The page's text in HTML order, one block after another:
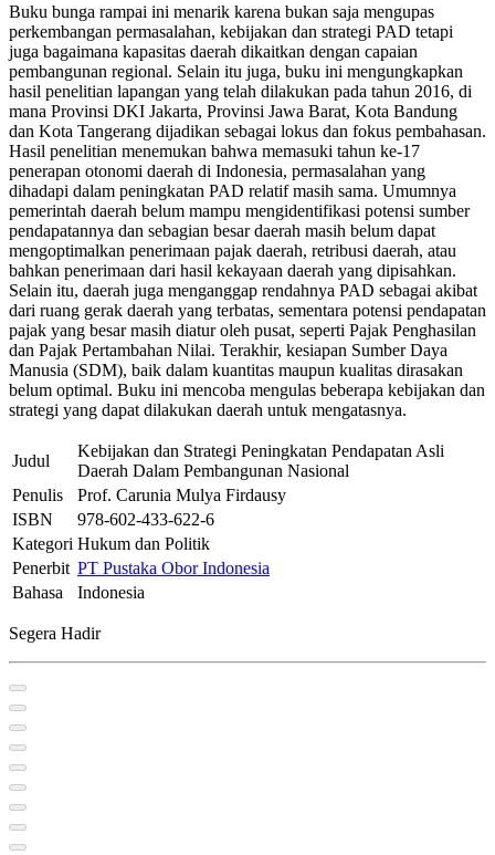
Buku bunga rampai ini menarik karena bukan saja mengupas
perkembangan permasalahan, kebijakan dan strategi PAD tetapi
juga bagaimana kapasitas daerah dikaitkan dengan capaian
pembangunan regional. Selain itu juga, buku ini mengungkapkan
hasil penelitian lapangan yang telah dilakukan pada tahun 2016, di
mana Provinsi DKI Jakarta, Provinsi Jawa Barat, Kota Bandung
dan Kota Tangerang dijadikan sebagai lokus dan fokus pembahasan.
Hasil penelitian menemukan bahwa memasuki tahun ke-17
penerapan otonomi daerah di Indonesia, permasalahan yang
dihadapi dalam peningkatan PAD relatif masih sama. Umumnya
pemerintah daerah belum mampu mengidentifikasi potensi sumber
pendapatannya dan sebagian besar daerah masih belum dapat
mengoptimalkan penerimaan pajak daerah, retribusi daerah, atau
bahkan penerimaan dari hasil kekayaan daerah yang dipisahkan.
Selain itu, daerah juga menganggap rendahnya PAD sebagai akibat
dari ruang gerak daerah yang terbatas, sementara potensi pendapatan
pajak yang besar masih diatur oleh pusat, seperti Pajak Penghasilan
dan Pajak Pertambahan Nilai. Terakhir, kesiapan Sumber Daya
Manusia (SDM), baik dalam kuantitas maupun kualitas dirasakan
belum optimal. Buku ini mencoba mengulas beberapa kebijakan dan
strategi yang dapat dilakukan daerah untuk mengatasnya.
Judul
Kebijakan dan Strategi Peningkatan Pendapatan Asli
Daerah Dalam Pembangunan Nasional
Penulis
Prof. Carunia Mulya Firdausy
ISBN
978-602-433-622-6
Kategori Hukum dan Politik
Penerbit PT Pustaka Obor Indonesia
Bahasa
Indonesia
Segera Hadir